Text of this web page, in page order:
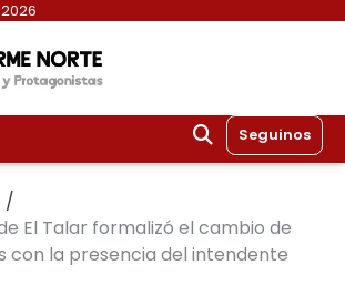
Seguinos
El Talar formalizó el cambio de
con la presencia del intendente